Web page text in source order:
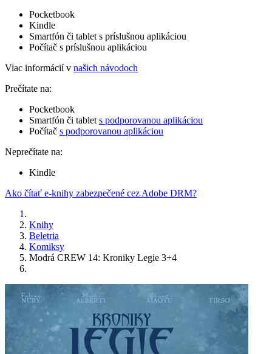
Pocketbook
Kindle
Smartfón či tablet s príslušnou aplikáciou
Počítač s príslušnou aplikáciou
Viac informácií v našich návodoch
Prečítate na:
Pocketbook
Smartfón či tablet s podporovanou aplikáciou
Počítač s podporovanou aplikáciou
Neprečítate na:
Kindle
Ako čítať e-knihy zabezpečené cez Adobe DRM?
Knihy
Beletria
Komiksy
Modrá CREW 14: Kroniky Legie 3+4